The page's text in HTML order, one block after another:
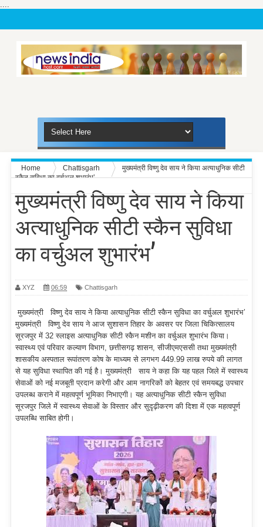
....
Home Chattisgarh
मुख्यमंत्री विष्णु देव साय ने किया अत्याधुनिक सीटी
स्कैन सुविधा का वर्चुअल शुभारंभ’
मुख्यमंत्री विष्णु देव साय ने किया
अत्याधुनिक सीटी स्कैन सुविधा
का वर्चुअल शुभारंभ’
XYZ 06:59 Chattisgarh
मुख्यमंत्री विष्णु देव साय ने किया अत्याधुनिक सीटी स्कैन सुविधा का वर्चुअल शुभारंभ’
मुख्यमंत्री विष्णु देव साय ने आज सुशासन तिहार के अवसर पर जिला चिकित्सालय
सूरजपुर में 32 स्लाइस अत्याधुनिक सीटी स्कैन मशीन का वर्चुअल शुभारंभ किया।
स्वास्थ्य एवं परिवार कल्याण विभाग, छत्तीसगढ़ शासन, सीजीएमएससी तथा मुख्यमंत्री
शासकीय अस्पताल रूपांतरण कोष के माध्यम से लगभग 449.99 लाख रुपये की लागत
से यह सुविधा स्थापित की गई है। मुख्यमंत्री साय ने कहा कि यह पहल जिले में स्वास्थ्य
सेवाओं को नई मजबूती प्रदान करेगी और आम नागरिकों को बेहतर एवं समयबद्ध उपचार
उपलब्ध कराने में महत्वपूर्ण भूमिका निभाएगी। यह अत्याधुनिक सीटी स्कैन सुविधा
सूरजपुर जिले में स्वास्थ्य सेवाओं के विस्तार और सुदृढ़ीकरण की दिशा में एक महत्वपूर्ण
उपलब्धि साबित होगी।